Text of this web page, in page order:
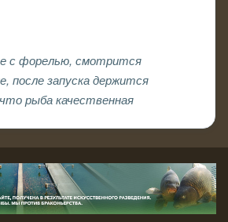
с форелью, смотрится
после запуска держится
рыба качественная